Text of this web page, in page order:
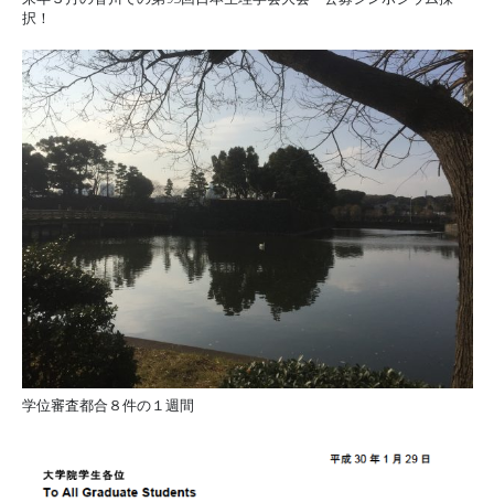
択！
学位審査都合８件の１週間